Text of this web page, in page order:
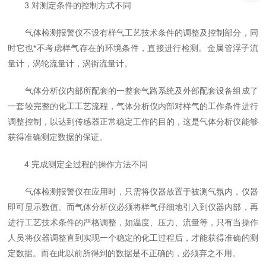
3.对测定条件的控制方式不同
气体检测报警仪不设有样气工艺技术条件的调整及控制部分，同
时它也*不考虑样气存在的环境条件，直接进行检测。金属管浮子流
量计，涡轮流量计，涡街流量计。
气体分析仪内部所配套的一整套气路系统及外部配套设备组成了
一套较完整的化工工艺流程，气体分析仪内部对样气的工作条件进行
调整控制，以达到传感器正常稳定工作的目的，这是气体分析仪能够
获得准确测定数据的保证。
4.完成测定全过程的操作方法不同
气体检测报警仪在应用时，只需将仪器放置于被测气氛内，仪器
即可显示数值。而气体分析仪必须将样气仔细地引入到仪器内部，再
进行工艺技术条件的严格调整，如温度、压力、流量等，只有当操作
人员将仪器调整直到实现一个稳定的化工过程后，才能获得准确的测
定数据。而在此以前所得到的数据是不正确的，必须弃之不用。